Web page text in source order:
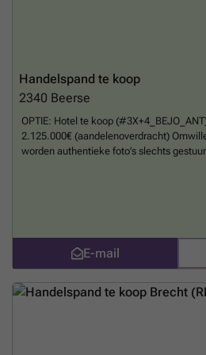
Handelspand te koop
2340 Beerse
OPTIE: Hotel te koop
2.125.000€ (aandelenoverdracht)
worden authentieke foto’s slechts
E-mail